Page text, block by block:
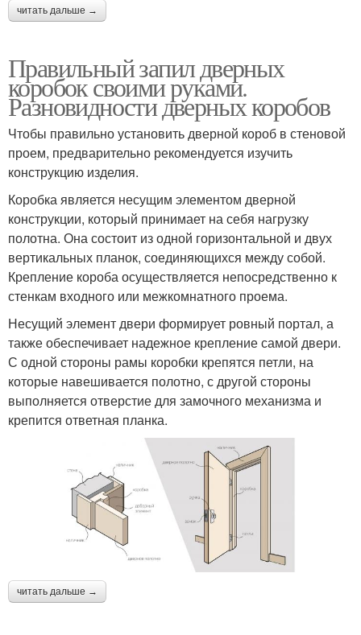
читать дальше →
Правильный запил дверных
коробок своими руками.
Разновидности дверных коробов
Чтобы правильно установить дверной короб в стеновой
проем, предварительно рекомендуется изучить
конструкцию изделия.
Коробка является несущим элементом дверной
конструкции, который принимает на себя нагрузку
полотна. Она состоит из одной горизонтальной и двух
вертикальных планок, соединяющихся между собой.
Крепление короба осуществляется непосредственно к
стенкам входного или межкомнатного проема.
Несущий элемент двери формирует ровный портал, а
также обеспечивает надежное крепление самой двери.
С одной стороны рамы коробки крепятся петли, на
которые навешивается полотно, с другой стороны
выполняется отверстие для замочного механизма и
крепится ответная планка.
читать дальше →